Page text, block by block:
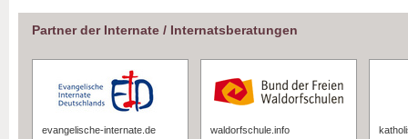
Partner der Internate / Internatsberatungen
evangelische-internate.de
waldorfschule.info